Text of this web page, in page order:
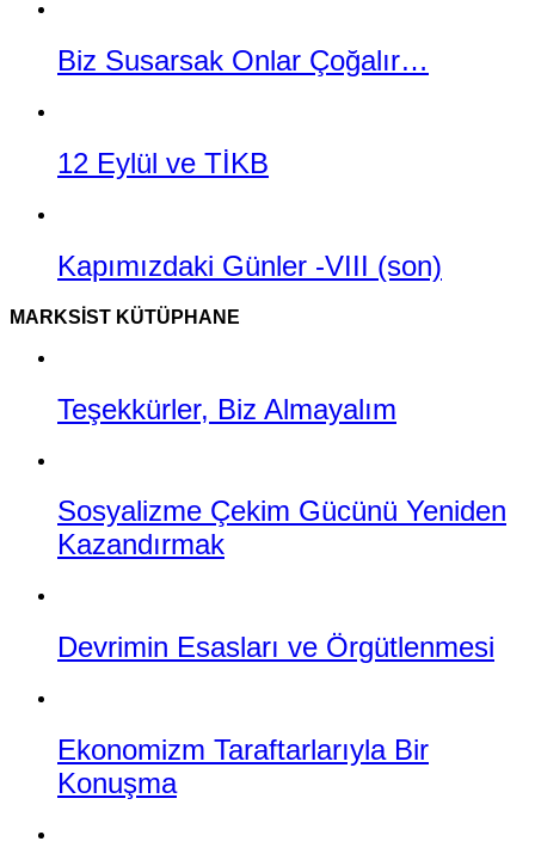
Biz Susarsak Onlar Çoğalır…
12 Eylül ve TİKB
Kapımızdaki Günler -VIII (son)
MARKSIST KÜTÜPHANE
Teşekkürler, Biz Almayalım
Sosyalizme Çekim Gücünü Yeniden
Kazandırmak
Devrimin Esasları ve Örgütlenmesi
Ekonomizm Taraftarlarıyla Bir
Konuşma